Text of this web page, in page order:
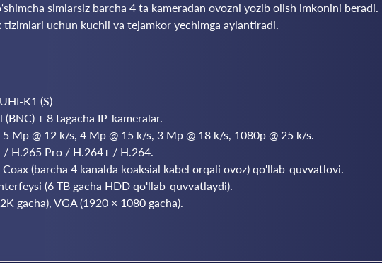
simlarsiz barcha 4 ta kameradan ovozni yozib olish imkonini
uchun kuchli va tejamkor yechimga aylantiradi.
K1 (S)
(BNC) + 8 tagacha IP-kameralar.
5 Mp @ 12 k/s, 4 Mp @ 15 k/s, 3 Mp @ 18 k/s, 1080p @ 25 k/s.
/ H.265 Pro / H.264+ / H.264.
(barcha 4 kanalda koaksial kabel orqali ovoz) qo'llab-quvvatlovi.
(6 TB gacha HDD qo'llab-quvvatlaydi).
gacha), VGA (1920 × 1080 gacha).